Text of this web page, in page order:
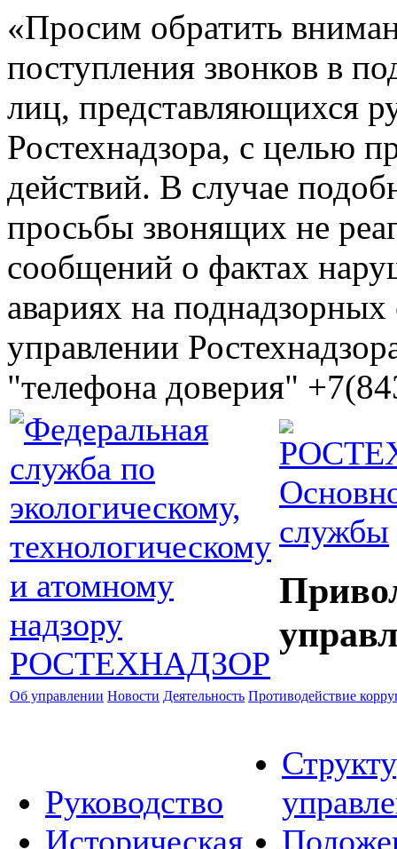
«Просим обратить
поступления звонков в
лиц, представляющихся
Ростехнадзора, с целью
действий. В случае
просьбы звонящих не
сообщений о фактах
авариях на
управлении
"телефона доверия"
службы
Об управлении Новости Деятельность Противодействие
Руководство
Историческая